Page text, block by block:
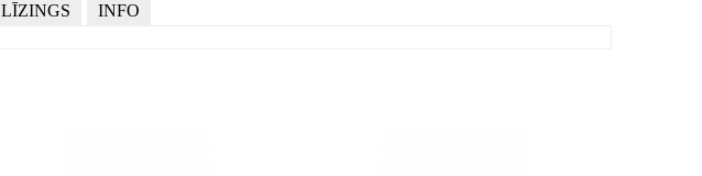
LĪZINGS INFO